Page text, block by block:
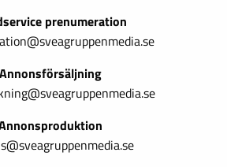
prenumeration
Annonsförsäljning